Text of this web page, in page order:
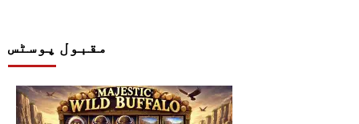
مقبول پوسٹس